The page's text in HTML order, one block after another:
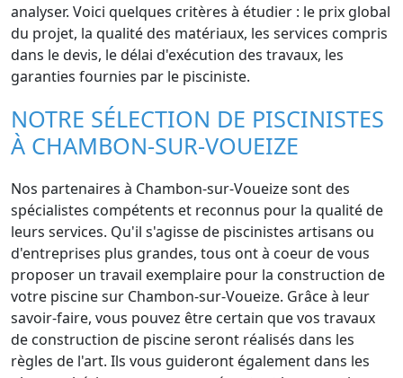
analyser. Voici quelques critères à étudier : le prix global
du projet, la qualité des matériaux, les services compris
dans le devis, le délai d'exécution des travaux, les
garanties fournies par le pisciniste.
NOTRE SÉLECTION DE PISCINISTES
À CHAMBON-SUR-VOUEIZE
Nos partenaires à Chambon-sur-Voueize sont des
spécialistes compétents et reconnus pour la qualité de
leurs services. Qu'il s'agisse de piscinistes artisans ou
d'entreprises plus grandes, tous ont à coeur de vous
proposer un travail exemplaire pour la construction de
votre piscine sur Chambon-sur-Voueize. Grâce à leur
savoir-faire, vous pouvez être certain que vos travaux
de construction de piscine seront réalisés dans les
règles de l'art. Ils vous guideront également dans les